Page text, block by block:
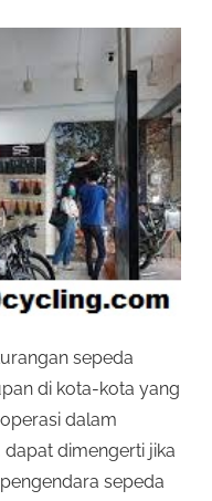
sepeda
di kota-kota yang
dalam
dimengerti jika
sepeda